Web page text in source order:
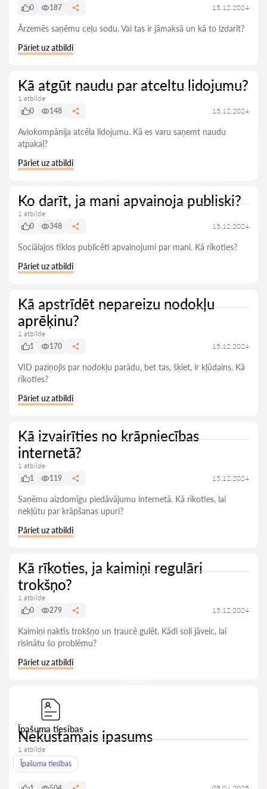
0
187 15.12.2024
Ārzemēs saņēmu ceļu sodu. Vai tas ir jāmaksā un kā to izdarīt?
Pāriet uz atbildi
Kā atgūt naudu par atceltu lidojumu?
1 atbilde
0
148 15.12.2024
Aviokompānija atcēla lidojumu. Kā es varu saņemt naudu
atpakaļ?
Pāriet uz atbildi
Ko darīt, ja mani apvainoja publiski?
1 atbilde
0
348 15.12.2024
Sociālajos tīklos publicēti apvainojumi par mani. Kā rīkoties?
Pāriet uz atbildi
Kā apstrīdēt nepareizu nodokļu
aprēķinu?
1 atbilde
1
170 15.12.2024
VID paziņojis par nodokļu parādu, bet tas, šķiet, ir kļūdains. Kā
rīkoties?
Pāriet uz atbildi
Kā izvairīties no krāpniecības
internetā?
1 atbilde
1
119 15.12.2024
Saņēmu aizdomīgu piedāvājumu internetā. Kā rīkoties, lai
nekļūtu par krāpšanas upuri?
Pāriet uz atbildi
Kā rīkoties, ja kaimiņi regulāri
trokšņo?
1 atbilde
0
279 15.12.2024
Kaimiņi naktīs trokšņo un traucē gulēt. Kādi soļi jāveic, lai
risinātu šo problēmu?
Pāriet uz atbildi
Īpašuma tiesības
Nekustamais ipasums
1 atbilde
Īpašuma tiesības